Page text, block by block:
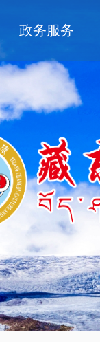
政务服务